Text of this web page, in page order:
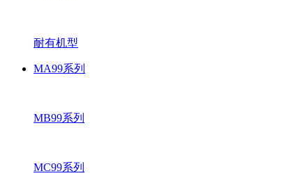
耐有机型
MA99系列
MB99系列
MC99系列